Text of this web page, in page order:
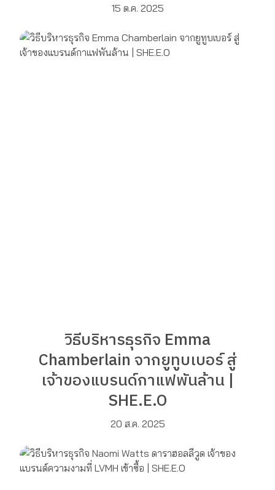
15 ต.ค. 2025
วิธีบริหารธุรกิจ Emma
Chamberlain จากยูทูบเบอร์ สู่
เจ้าของแบรนด์กาแฟพันล้าน |
SHE.E.O
20 ส.ค. 2025